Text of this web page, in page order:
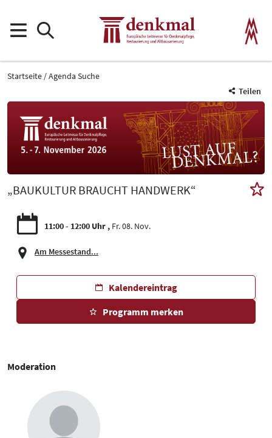
Startseite
Agenda Suche
Teilen
„BAUKULTUR BRAUCHT HANDWERK“
11:00 - 12:00 Uhr Fr. 08. Nov.
Am Messestand...
Kalendereintrag
Programm merken
Moderation